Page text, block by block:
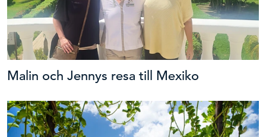
Malin och Jennys resa till Mexiko